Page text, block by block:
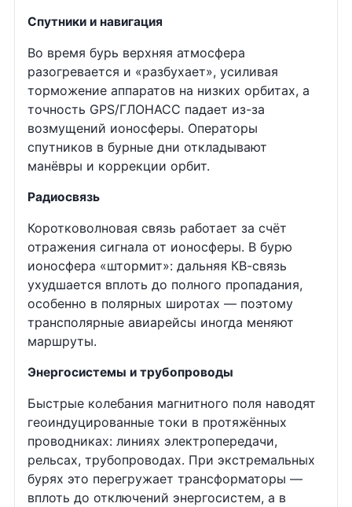
Спутники и навигация
Во время бурь верхняя атмосфера
разогревается и «разбухает», усиливая
торможение аппаратов на низких орбитах, а
точность GPS/ГЛОНАСС падает из-за
возмущений ионосферы. Операторы
спутников в бурные дни откладывают
манёвры и коррекции орбит.
Радиосвязь
Коротковолновая связь работает за счёт
отражения сигнала от ионосферы. В бурю
ионосфера «штормит»: дальняя КВ-связь
ухудшается вплоть до полного пропадания,
особенно в полярных широтах — поэтому
трансполярные авиарейсы иногда меняют
маршруты.
Энергосистемы и трубопроводы
Быстрые колебания магнитного поля наводят
геоиндуцированные токи в протяжённых
проводниках: линиях электропередачи,
рельсах, трубопроводах. При экстремальных
бурях это перегружает трансформаторы —
вплоть до отключений энергосистем, а в